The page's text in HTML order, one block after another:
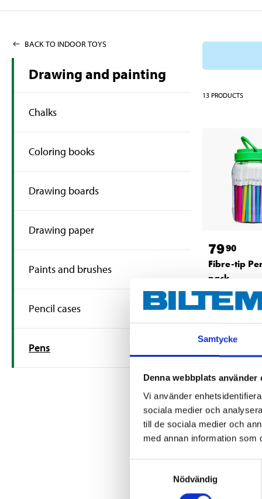
Samtycke
Denna webbplats använder
Vi använder
sociala medier och
till de sociala medier och
med annan information som
Nödvändig
BACK TO INDOOR TOYS
Drawing and painting
Chalks
Coloring books
Drawing boards
Drawing paper
Paints and brushes
Pencil cases
Pens
13 PRODUCTS
7990
Fibre-tip
pack
28-704
In stock in 65